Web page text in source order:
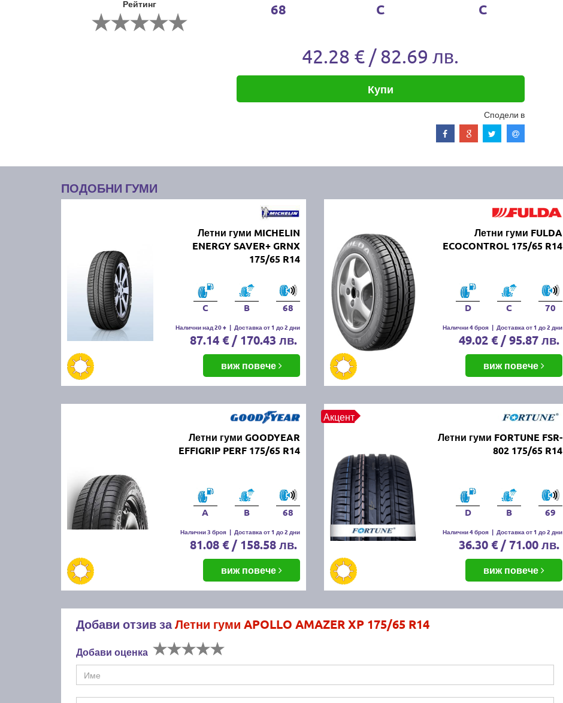
Рейтинг 68 C C
42.28 € / 82.69 лв.
Купи
Сподели в
ПОДОБНИ ГУМИ
Летни гуми MICHELIN
ENERGY SAVER+ GRNX
175/65 R14
C B 68
Налични над 20 + | Доставка от 1 до 2 дни
87.14 € / 170.43 лв.
виж повече
Летни гуми FULDA
ECOCONTROL 175/65 R14
D C 70
Налични 4 броя | Доставка от 1 до 2 дни
49.02 € / 95.87 лв.
виж повече
Летни гуми GOODYEAR
EFFIGRIP PERF 175/65 R14
A B 68
Налични 3 броя | Доставка от 1 до 2 дни
81.08 € / 158.58 лв.
виж повече
Акцент
Летни гуми FORTUNE FSR-
802 175/65 R14
D B 69
Налични 4 броя | Доставка от 1 до 2 дни
36.30 € / 71.00 лв.
виж повече
Добави отзив заЛетни гуми APOLLO AMAZER XP 175/65 R14
Добави оценка